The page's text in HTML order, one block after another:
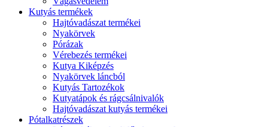
Kutyás termékek
Hajtóvadászat termékei
Nyakörvek
Pórázak
Vérebezés termékei
Kutya Kiképzés
Nyakörvek láncból
Kutyás Tartozékok
Kutyatápok és rágcsálnivalók
Hajtóvadászat kutyás termékei
Pótalkatrészek